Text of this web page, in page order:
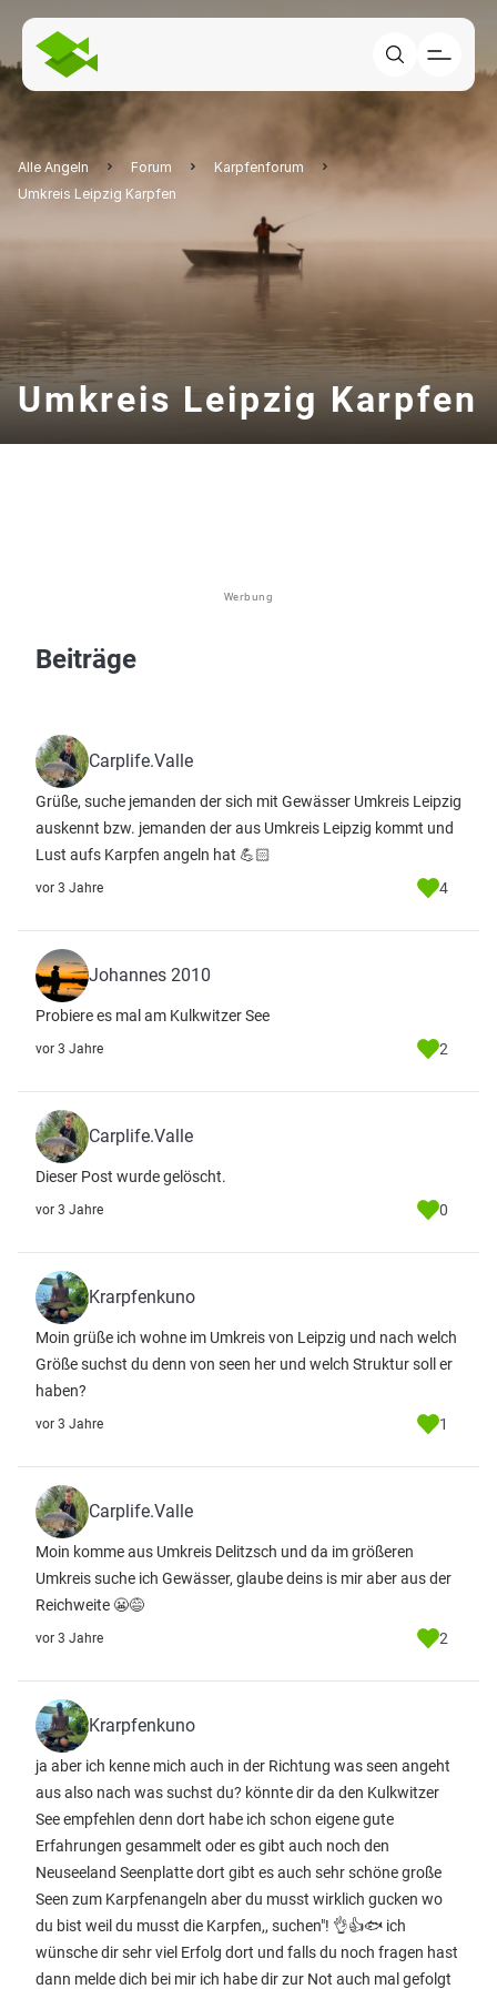
Alle Angeln Forum
Karpfenforum
Umkreis Leipzig Karpfen
Umkreis Leipzig Karpfen
Werbung
Beiträge
Carplife.Valle
Grüße, suche jemanden der sich mit Gewässer Umkreis Leipzig
auskennt bzw. jemanden der aus Umkreis Leipzig kommt und
Lust aufs Karpfen angeln hat 💪🏻
vor 3 Jahre 4
Johannes 2010
Probiere es mal am Kulkwitzer See
vor 3 Jahre 2
Carplife.Valle
Dieser Post wurde gelöscht.
vor 3 Jahre 0
Krarpfenkuno
Moin grüße ich wohne im Umkreis von Leipzig und nach welch
Größe suchst du denn von seen her und welch Struktur soll er
haben?
vor 3 Jahre 1
Carplife.Valle
Moin komme aus Umkreis Delitzsch und da im größeren
Umkreis suche ich Gewässer, glaube deins is mir aber aus der
Reichweite 😬😅
vor 3 Jahre 2
Krarpfenkuno
ja aber ich kenne mich auch in der Richtung was seen angeht
aus also nach was suchst du? könnte dir da den Kulkwitzer
See empfehlen denn dort habe ich schon eigene gute
Erfahrungen gesammelt oder es gibt auch noch den
Neuseeland Seenplatte dort gibt es auch sehr schöne große
Seen zum Karpfenangeln aber du musst wirklich gucken wo
du bist weil du musst die Karpfen,, suchen"! 👌👍🐟 ich
wünsche dir sehr viel Erfolg dort und falls du noch fragen hast
dann melde dich bei mir ich habe dir zur Not auch mal gefolgt